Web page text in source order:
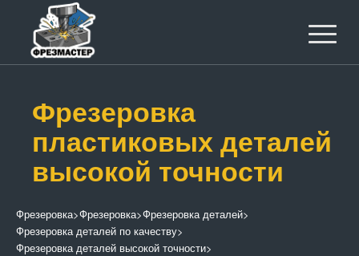
Фрезеровка
пластиковых деталей
высокой точности
Фрезеровка>Фрезеровка>Фрезеровка деталей>
Фрезеровка деталей по качеству>
Фрезеровка деталей высокой точности>